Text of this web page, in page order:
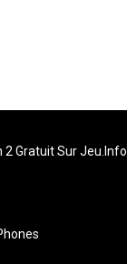
2 Gratuit Sur Jeu.info